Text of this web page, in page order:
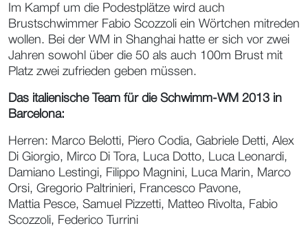
Im Kampf um die Podestplätze wird auch
Brustschwimmer Fabio Scozzoli ein Wörtchen mitreden
wollen. Bei der WM in Shanghai hatte er sich vor zwei
Jahren sowohl über die 50 als auch 100m Brust mit
Platz zwei zufrieden geben müssen.
Das italienische Team für die Schwimm-WM 2013 in
Barcelona:
Herren: Marco Belotti, Piero Codia, Gabriele Detti, Alex
Di Giorgio, Mirco Di Tora, Luca Dotto, Luca Leonardi,
Damiano Lestingi, Filippo Magnini, Luca Marin, Marco
Orsi, Gregorio Paltrinieri, Francesco Pavone,
Mattia Pesce, Samuel Pizzetti, Matteo Rivolta, Fabio
Scozzoli, Federico Turrini